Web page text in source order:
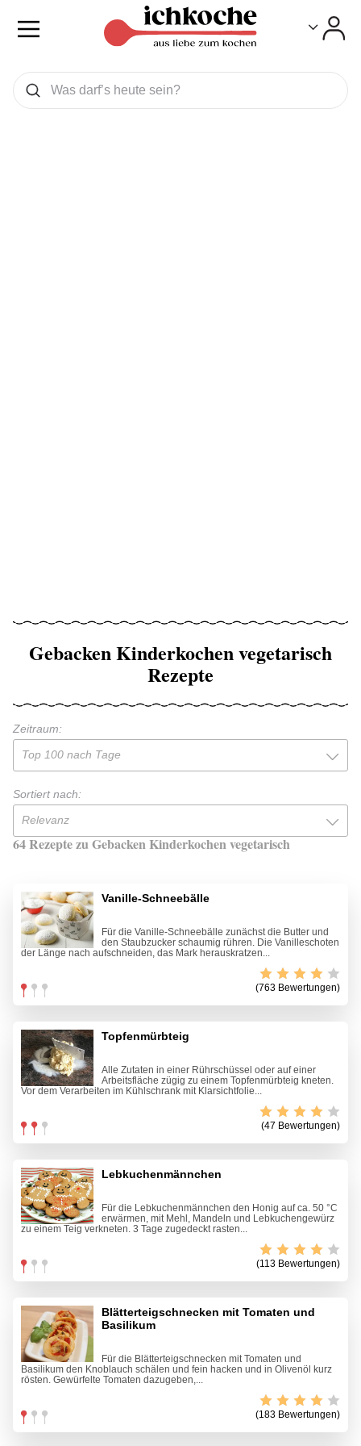
Was wollen Sie suchen
Suchen
Gebacken Kinderkochen vegetarisch
Rezepte
Zeitraum:
Top 100 nach Tage
Sortiert nach:
Relevanz
64 Rezepte zu Gebacken Kinderkochen vegetarisch
Vanille-Schneebälle
Für die Vanille-Schneebälle zunächst die Butter und
den Staubzucker schaumig rühren. Die Vanilleschoten
der Länge nach aufschneiden, das Mark herauskratzen...
(763 Bewertungen)
Topfenmürbteig
Alle Zutaten in einer Rührschüssel oder auf einer
Arbeitsfläche zügig zu einem Topfenmürbteig kneten.
Vor dem Verarbeiten im Kühlschrank mit Klarsichtfolie...
(47 Bewertungen)
Lebkuchenmännchen
Für die Lebkuchenmännchen den Honig auf ca. 50 °C
erwärmen, mit Mehl, Mandeln und Lebkuchengewürz
zu einem Teig verkneten. 3 Tage zugedeckt rasten...
(113 Bewertungen)
Blätterteigschnecken mit Tomaten und
Basilikum
Für die Blätterteigschnecken mit Tomaten und
Basilikum den Knoblauch schälen und fein hacken und in Olivenöl kurz
rösten. Gewürfelte Tomaten dazugeben,...
(183 Bewertungen)